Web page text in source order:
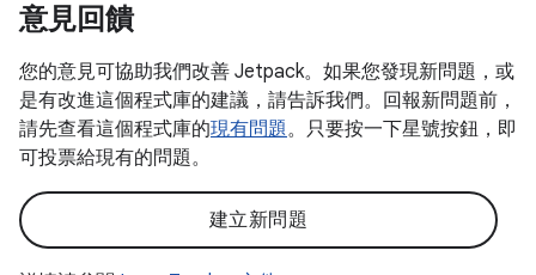
意見回饋
您的意見可協助我們改善 Jetpack。如果您發現新問題，或
是有改進這個程式庫的建議，請告訴我們。回報新問題前，
請先查看這個程式庫的現有問題。只要按一下星號按鈕，即
可投票給現有的問題。
建立新問題